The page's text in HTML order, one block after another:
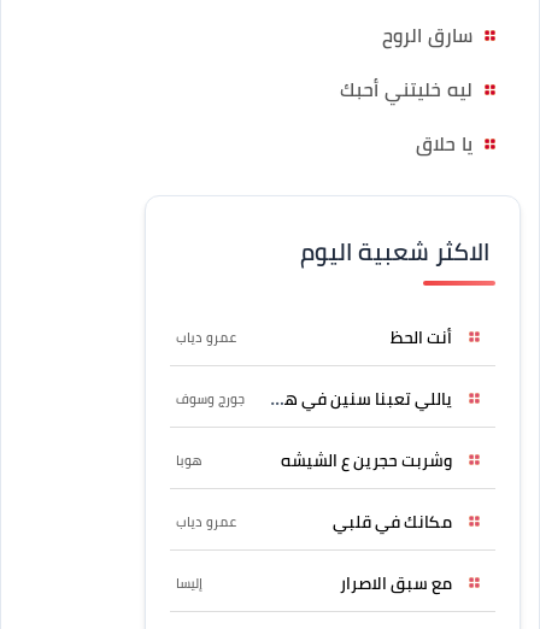
سارق الروح
ليه خليتني أحبك
يا حلاق
الاكثر شعبية اليوم
أنت الحظ عمرو دياب
ياللي تعبنا سنين في هواه جورج وسوف
وشربت حجرين ع الشيشه هوبا
مكانك في قلبي عمرو دياب
مع سبق الاصرار إليسا